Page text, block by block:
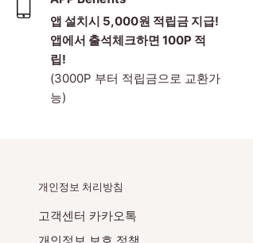
앱 설치시 5,000원 적립금 지급!
앱에서 출석체크하면 100P 적
립!
(3000P 부터 적립금으로 교환가
능)
개인정보 처리방침
고객센터 카카오톡